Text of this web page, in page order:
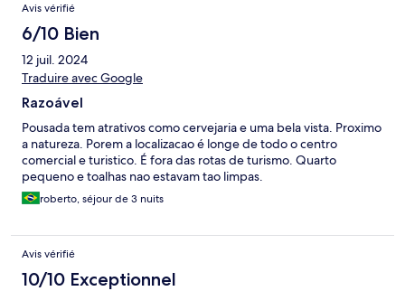
Avis vérifié
6/10 Bien
12 juil. 2024
Traduire avec Google
Razoável
Pousada tem atrativos como cervejaria e uma bela vista. Proximo
a natureza. Porem a localizacao é longe de todo o centro
comercial e turistico. É fora das rotas de turismo. Quarto
pequeno e toalhas nao estavam tao limpas.
roberto, séjour de 3 nuits
Avis vérifié
10/10 Exceptionnel